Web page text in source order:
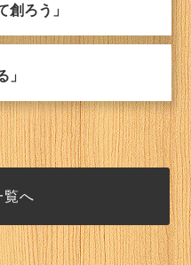
創ろう」
」
覧へ